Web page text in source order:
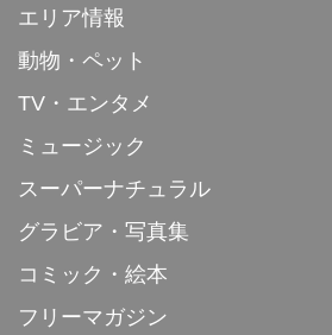
エリア情報
動物・ペット
TV・エンタメ
ミュージック
スーパーナチュラル
グラビア・写真集
コミック・絵本
フリーマガジン